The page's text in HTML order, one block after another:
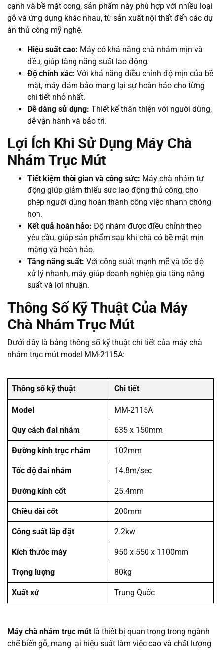
cạnh và bề mặt cong, sản phẩm này phù hợp với nhiều loại
gỗ và ứng dụng khác nhau, từ sản xuất nội thất đến các dự
án thủ công mỹ nghệ.
Hiệu suất cao: Máy có khả năng chà nhám mịn và
đều, giúp tăng năng suất lao động.
Độ chính xác: Với khả năng điều chỉnh độ mịn của bề
mặt, máy đảm bảo mang lại sự hoàn hảo cho từng
chi tiết nhỏ nhất.
Dễ dàng sử dụng: Thiết kế thân thiện với người dùng,
dễ vận hành và bảo trì.
Lợi Ích Khi Sử Dụng Máy Chà
Nhám Trục Mút
Tiết kiệm thời gian và công sức: Máy chà nhám tự
động giúp giảm thiểu sức lao động thủ công, cho
phép người dùng hoàn thành công việc nhanh chóng
hơn.
Kết quả hoàn hảo: Độ nhám được điều chỉnh theo
yêu cầu, giúp sản phẩm sau khi chà có bề mặt mịn
màng và hoàn hảo.
Tăng năng suất: Với công suất mạnh mẽ và tốc độ
xử lý nhanh, máy giúp doanh nghiệp gia tăng năng
suất và lợi nhuận.
Thông Số Kỹ Thuật Của Máy
Chà Nhám Trục Mút
Dưới đây là bảng thông số kỹ thuật chi tiết của máy chà
nhám trục mút model MM-2115A:
Thông số kỹ thuật Chi tiết
Model MM-2115A
Quy cách đai nhám 635 x 150mm
Đường kính trục nhám 102mm
Tốc độ đai nhám 14.8m/sec
Đường kính cốt 25.4mm
Chiều dài cốt 200mm
Công suất lắp đặt 2.2kw
Kích thước máy 950 x 550 x 1100mm
Trọng lượng 80kg
Xuất xứ Trung Quốc
Máy chà nhám trục mútlà thiết bị quan trọng trong ngành
chế biến gỗ, mang lại hiệu suất làm việc cao và chất lượng